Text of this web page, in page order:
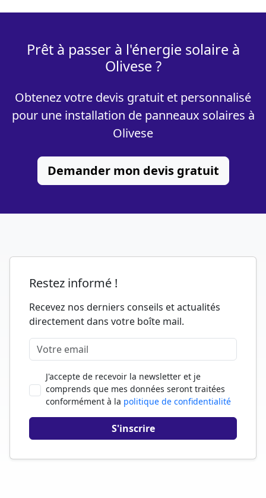
Prêt à passer à l'énergie solaire à
Olivese ?
Obtenez votre devis gratuit et personnalisé
pour une installation de panneaux solaires à
Olivese
Demander mon devis gratuit
Restez informé !
Recevez nos derniers conseils et actualités
directement dans votre boîte mail.
J'accepte de recevoir la newsletter et je
comprends que mes données seront traitées
conformément à la politique de confidentialité